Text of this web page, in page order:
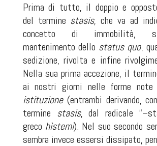
Prima di tutto, il doppio e
del termine stasis, che va ad
concetto di immobilità,
mantenimento dello status quo,
sedizione, rivolta e infine
Nella sua prima accezione, il
ai nostri giorni nelle forme note
istituzione(entrambi derivando,
termine stasis, dal radicale
greco hìstemi). Nel suo secondo
sembra invece essersi dissipato,